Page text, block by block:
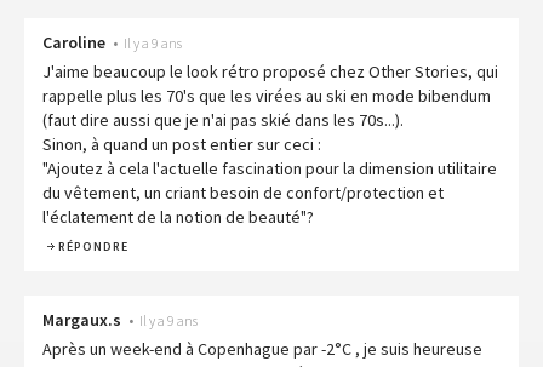
Caroline • Il y a 9 ans
J'aime beaucoup le look rétro proposé chez Other Stories, qui
rappelle plus les 70's que les virées au ski en mode bibendum
(faut dire aussi que je n'ai pas skié dans les 70s...).
Sinon, à quand un post entier sur ceci :
"Ajoutez à cela l'actuelle fascination pour la dimension utilitaire
du vêtement, un criant besoin de confort/protection et
l'éclatement de la notion de beauté"?
RÉPONDRE
Margaux.s • Il y a 9 ans
Après un week-end à Copenhague par -2°C , je suis heureuse